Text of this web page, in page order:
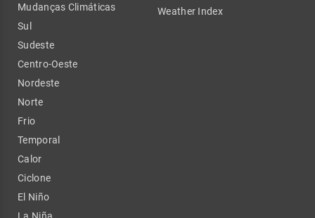
Mudanças Climáticas
Sul
Sudeste
Centro-Oeste
Nordeste
Norte
Frio
Temporal
Calor
Ciclone
El Niño
La Niña
Weather Index